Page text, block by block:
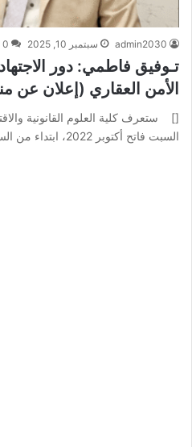
admin2030 سبتمبر 10, 2025 0
تـوفيق فاطمي: دور
الأمن العقاري (إعلان عن
[] ستعرف كلية العلوم القانونية
السبت فاتح أكتوبر 2022، ابتداء من الساعة التاسعة صباحا بقاعة…